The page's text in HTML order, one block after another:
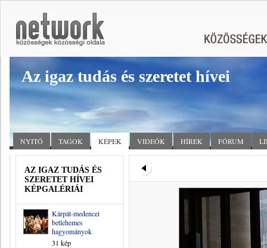
Az igaz tudás és szeretet hívei
NYITÓ TAGOK KÉPEK VIDEÓK HÍREK FÓRUM
AZ IGAZ TUDÁS ÉS
SZERETET HÍVEI
KÉPGALÉRIÁI
Kárpát-medencei
betlehemes
hagyományok
31 kép